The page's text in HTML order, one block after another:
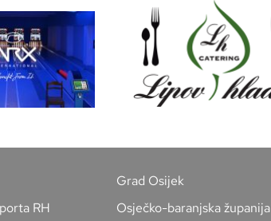
RH
Grad Osijek
Osječko-baranjska županija